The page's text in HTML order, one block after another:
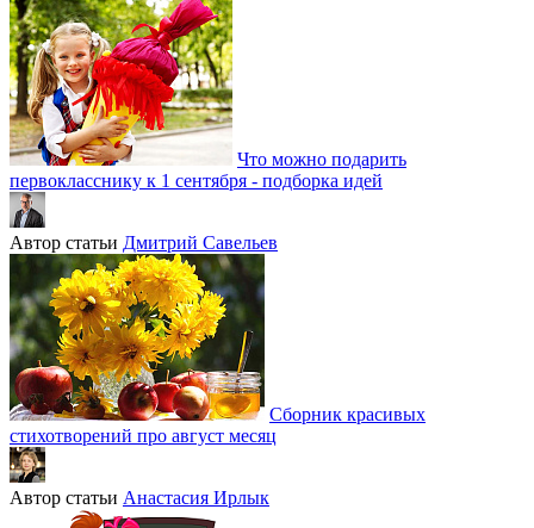
Что можно подарить
первокласснику к 1 сентября - подборка идей
Автор статьи Дмитрий Савельев
Сборник красивых
стихотворений про август месяц
Автор статьи Анастасия Ирлык